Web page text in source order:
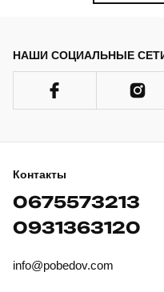
НАШИ СОЦИАЛЬНЫЕ
Контакты
0675573213
0931363120
info@pobedov.com